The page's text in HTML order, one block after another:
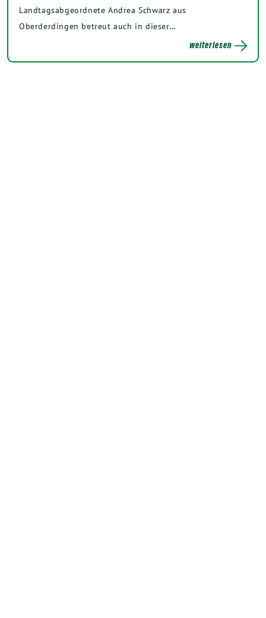
Landtagsabgeordnete Andrea Schwarz aus
Oberderdingen betreut auch in dieser…
weiterlesen